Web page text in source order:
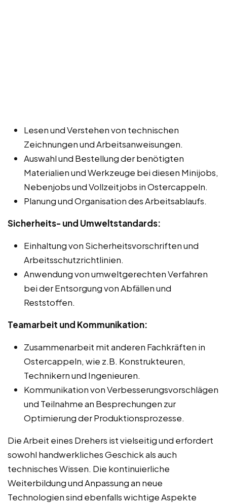
Lesen und Verstehen von technischen
Zeichnungen und Arbeitsanweisungen.
Auswahl und Bestellung der benötigten
Materialien und Werkzeuge bei diesen Minijobs,
Nebenjobs und Vollzeitjobs in Ostercappeln.
Planung und Organisation des Arbeitsablaufs.
Sicherheits- und Umweltstandards:
Einhaltung von Sicherheitsvorschriften und
Arbeitsschutzrichtlinien.
Anwendung von umweltgerechten Verfahren
bei der Entsorgung von Abfällen und
Reststoffen.
Teamarbeit und Kommunikation:
Zusammenarbeit mit anderen Fachkräften in
Ostercappeln, wie z.B. Konstrukteuren,
Technikern und Ingenieuren.
Kommunikation von Verbesserungsvorschlägen
und Teilnahme an Besprechungen zur
Optimierung der Produktionsprozesse.
Die Arbeit eines Drehers ist vielseitig und erfordert
sowohl handwerkliches Geschick als auch
technisches Wissen. Die kontinuierliche
Weiterbildung und Anpassung an neue
Technologien sind ebenfalls wichtige Aspekte